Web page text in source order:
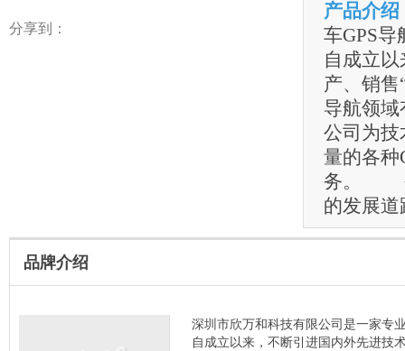
分享到：
产品介绍
车GPS
自成立
产、销售
导航领
公司为技
量的各种
务。 公
的发展道
品牌介绍
深圳市欣万和科技有限公司是一家专
自成立以来，不断引进国内外先进技